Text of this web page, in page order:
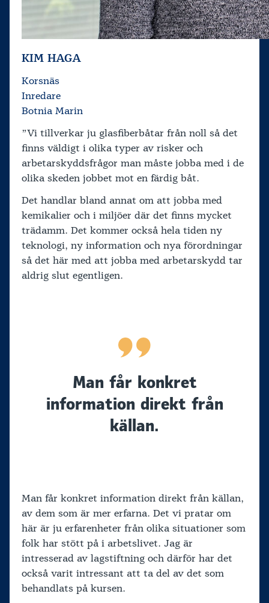
KIM HAGA
Korsnäs
Inredare
Botnia Marin
”Vi tillverkar ju glasfiberbåtar från noll så det
finns väldigt i olika typer av risker och
arbetarskyddsfrågor man måste jobba med i de
olika skeden jobbet mot en färdig båt.
Det handlar bland annat om att jobba med
kemikalier och i miljöer där det finns mycket
trädamm. Det kommer också hela tiden ny
teknologi, ny information och nya förordningar
så det här med att jobba med arbetarskydd tar
aldrig slut egentligen.
Man får konkret
information direkt från
källan.
Man får konkret information direkt från källan,
av dem som är mer erfarna. Det vi pratar om
här är ju erfarenheter från olika situationer som
folk har stött på i arbetslivet. Jag är
intresserad av lagstiftning och därför har det
också varit intressant att ta del av det som
behandlats på kursen.